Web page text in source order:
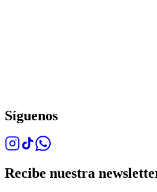
Síguenos
Recibe nuestra